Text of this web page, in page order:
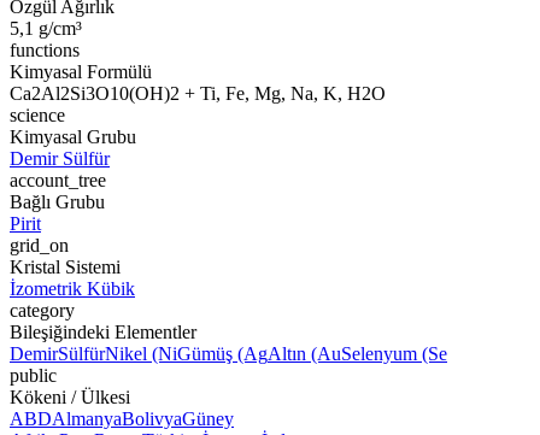
Özgül Ağırlık
5,1 g/cm³
functions
Kimyasal Formülü
Ca2Al2Si3O10(OH)2 + Ti, Fe, Mg, Na, K, H2O
science
Kimyasal Grubu
Demir Sülfür
account_tree
Bağlı Grubu
Pirit
grid_on
Kristal Sistemi
İzometrik Kübik
category
Bileşiğindeki Elementler
DemirSülfürNikel (NiGümüş (AgAltın (AuSelenyum (Se
public
Kökeni / Ülkesi
ABDAlmanyaBolivyaGüney